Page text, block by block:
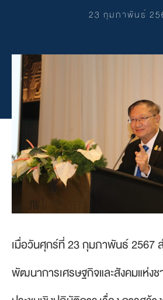
23 กุมภาพันธ์
เมื่อวันศุกร์ที่ 23 กุมภาพันธ์ 2567
พัฒนาการเศรษฐกิจและสังคมแห่ง